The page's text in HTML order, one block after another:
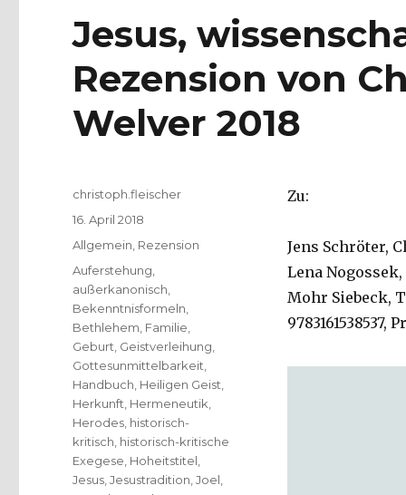
Jesus,
Rezension von
Welver 2018
Zu:
Jens Schröter,
Lena
Mohr Siebeck,
9783161538537,
Autor
christoph.fleischer
Veröffentlicht
am
16. April 2018
Kategorien
Allgemein Rezension
Schlagwörter
Auferstehung
außerkanonisch
Bekenntnisformeln
Bethlehem Familie
Geburt Geistverleihung
Gottesunmittelbarkeit
Handbuch Heiligen Geist
Herkunft Hermeneutik
Herodes historisch-
kritisch historisch-kritische
Exegese Hoheitstitel
Jesus ,Jesustradition ,Joel